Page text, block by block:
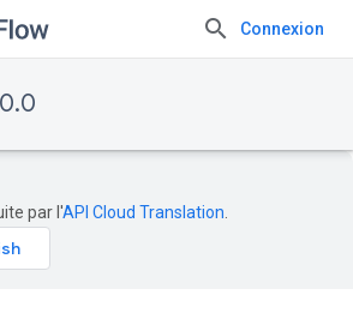
Connexion
par l'API Cloud Translation